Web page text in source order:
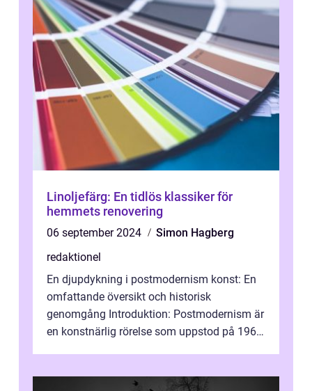
Linoljefärg: En tidlös klassiker för
hemmets renovering
06 september 2024
Simon Hagberg
redaktionel
En djupdykning i postmodernism konst: En
omfattande översikt och historisk
genomgång Introduktion: Postmodernism är
en konstnärlig rörelse som uppstod på 1960-